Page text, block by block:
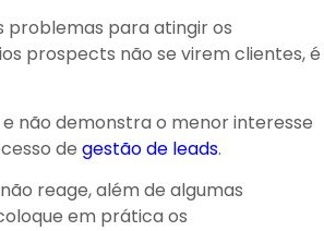
problemas para atingir os
prospects não se virem clientes, é
não demonstra o menor interesse
de gestão de leads.
reage, além de algumas
em prática os